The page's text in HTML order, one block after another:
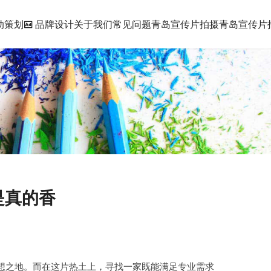
策划 品牌设计关于我们常见问题青岛宣传片拍摄青岛宣传片
的香
地。而在这片热土上，寻找一家既能满足专业需求